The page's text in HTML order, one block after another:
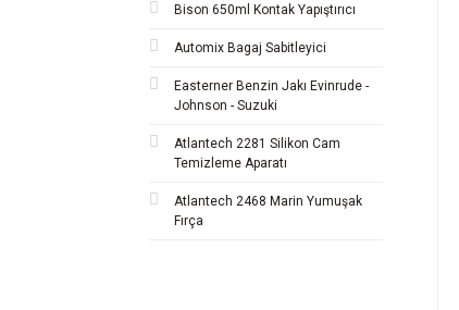
Bison 650ml Kontak Yapıştırıcı
Automix Bagaj Sabitleyici
Easterner Benzin Jakı Evinrude -
Johnson - Suzuki
Atlantech 2281 Silikon Cam
Temizleme Aparatı
Atlantech 2468 Marin Yumuşak
Fırça